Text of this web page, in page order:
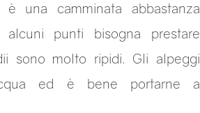
è una camminata abbastanza
punti bisogna prestare
sono molto ripidi. Gli alpeggi
ed è bene portarne a